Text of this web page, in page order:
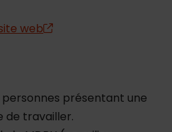
web
présentant une
de travailler.